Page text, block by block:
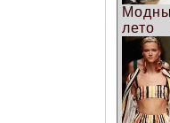
лето